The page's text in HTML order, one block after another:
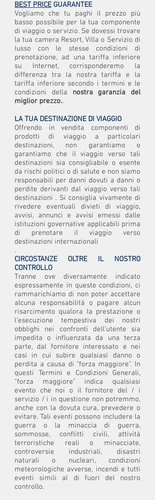
BEST PRICEGUARANTEE
Vogliamo che tu paghi il prezzo più
basso possibile per la tua componente
di viaggio o servizio. Se dovessi trovare
la tua camera Resort, Villa o Servizio di
lusso con le stesse condizioni di
prenotazione, ad una tariffa inferiore
su Internet, corrisponderemo la
differenza tra la nostra tariffa e la
tariffa inferiore secondo i termini e le
condizioni della nostra garanzia del
miglior prezzo..
LA TUA DESTINAZIONE DI VIAGGIO
Offrendo in vendita componenti di
prodotti di viaggio a particolari
destinazioni, non garantiamo o
garantiamo che il viaggio verso tali
destinazioni sia consigliabile o esente
da rischi politici o di salute e non siamo
responsabili per danni dovuti a danni o
perdite derivanti dal viaggio verso tali
destinazioni . Si consiglia vivamente di
rivedere eventuali divieti di viaggio,
avvisi, annunci e avvisi emessi dalle
istituzioni governative applicabili prima
di prenotare il viaggio verso
destinazioni internazionali
.
CIRCOSTANZE OLTRE IL NOSTRO
CONTROLLO
Tranne ove diversamente indicato
espressamente in queste condizioni, ci
rammarichiamo di non poter accettare
alcuna responsabilità o pagare alcun
risarcimento qualora la prestazione o
l'esecuzione tempestiva dei nostri
obblighi nei confronti dell'utente sia
impedita o influenzata da una terza
parte, dal fornitore interessato e nei
casi in cui subire qualsiasi danno o
perdita a causa di "forza maggiore". In
questi Termini e Condizioni Generali,
"forza maggiore" indica qualsiasi
evento che noi o il fornitore del / i
servizio / i in questione non potremmo,
anche con la dovuta cura, prevedere o
evitare. Tali eventi possono includere la
guerra o la minaccia di guerra,
sommosse, conflitti civili, attività
terroristiche reali o minacciate,
controversie industriali, disastri
naturali o nucleari, condizioni
meteorologiche avverse, incendi e tutti
eventi simili al di fuori del nostro
controllo.